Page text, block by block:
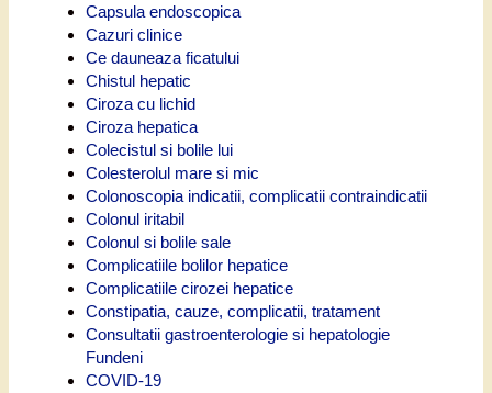
Capsula endoscopica
Cazuri clinice
Ce dauneaza ficatului
Chistul hepatic
Ciroza cu lichid
Ciroza hepatica
Colecistul si bolile lui
Colesterolul mare si mic
Colonoscopia indicatii, complicatii contraindicatii
Colonul iritabil
Colonul si bolile sale
Complicatiile bolilor hepatice
Complicatiile cirozei hepatice
Constipatia, cauze, complicatii, tratament
Consultatii gastroenterologie si hepatologie
Fundeni
COVID-19